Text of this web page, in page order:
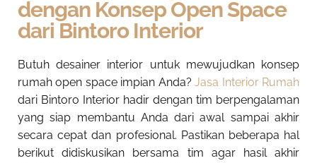
dengan Konsep Open Space
dari Bintoro Interior
Butuh desainer interior untuk mewujudkan konsep
rumah open space impian Anda?Jasa Interior Rumah
dari Bintoro Interior hadir dengan tim berpengalaman
yang siap membantu Anda dari awal sampai akhir
secara cepat dan profesional. Pastikan beberapa hal
berikut didiskusikan bersama tim agar hasil akhir